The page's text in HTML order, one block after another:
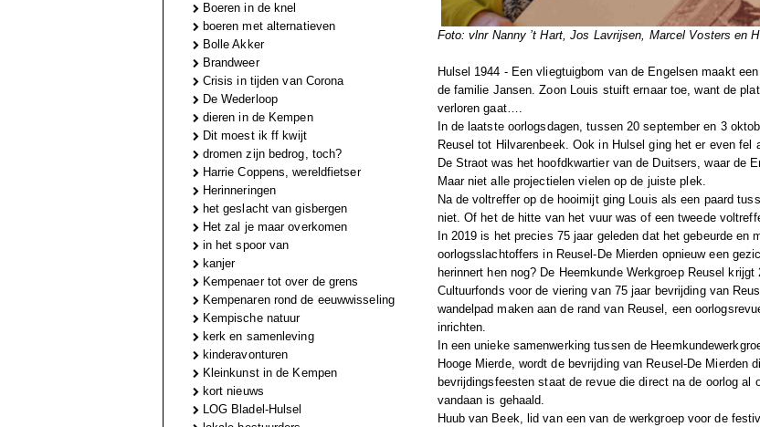
Boeren in de knel
boeren met alternatieven
Bolle Akker
Brandweer
Crisis in tijden van Corona
De Wederloop
dieren in de Kempen
Dit moest ik ff kwijt
dromen zijn bedrog, toch?
Harrie Coppens, wereldfietser
Herinneringen
het geslacht van gisbergen
Het zal je maar overkomen
in het spoor van
kanjer
Kempenaer tot over de grens
Kempenaren rond de eeuwwisseling
Kempische natuur
kerk en samenleving
kinderavonturen
Kleinkunst in de Kempen
kort nieuws
LOG Bladel-Hulsel
Foto: vlnr Nanny ’t Hart, Jos Lavrijsen, Marcel Vosters en
Hulsel 1944 - Een vliegtuigbom van de Engelsen maakt
de familie Jansen. Zoon Louis stuift ernaar toe, want de
verloren gaat….
In de laatste oorlogsdagen, tussen 20 september en 3
Reusel tot Hilvarenbeek. Ook in Hulsel ging het er even
De Straot was het hoofdkwartier van de Duitsers, waar de
Maar niet alle projectielen vielen op de juiste plek.
Na de voltreffer op de hooimijt ging Louis als een paard
niet. Of het de hitte van het vuur was of een tweede
In 2019 is het precies 75 jaar geleden dat het gebeurde en
oorlogsslachtoffers in Reusel-De Mierden opnieuw een
herinnert hen nog? De Heemkunde Werkgroep Reusel
Cultuurfonds voor de viering van 75 jaar bevrijding van
wandelpad maken aan de rand van Reusel, een
inrichten.
In een unieke samenwerking tussen de
Hooge Mierde, wordt de bevrijding van Reusel-De Mierden
bevrijdingsfeesten staat de revue die direct na de oorlog al
vandaan is gehaald.
Huub van Beek, lid van een van de werkgroep voor de